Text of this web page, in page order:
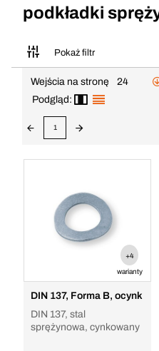
podkładki
Pokaż filtr
Wejścia na stronę
24
Podgląd:
1
+4
warianty
DIN 137, Forma B, ocynk
DIN 137, stal
sprężynowa, cynkowany